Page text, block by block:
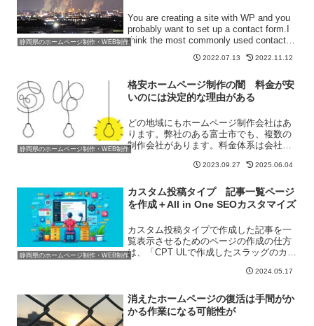
静岡県のホームページ制作・WEB制作
You are creating a site with WP and you
probably want to set up a contact form.I
think the most commonly used contact
2022.07.13 2022.11.12
静岡県のホームページ制作・WEB制作
格安ホームページ制作の闇 料金が安
いのには決定的な理由がある
どの地域にもホームページ制作会社はあ
ります。弊社のある富士市でも、複数の
制作会社があります。料金体系は会社ご
とに異なっており、これからホームペー
ジを制作したいと考えている人からする
ムページ制作代金について...
2023.09.27 2025.06.04
静岡県のホームページ制作・WEB制作
カスタム投稿タイプ 記事一覧ページ
を作成＋All in One SEOカスタマイズ
カスタム投稿タイプで作成した記事を一
覧表示させるためのページの作成の仕方
は、「CPT ULで作成したスラッグのカテ
た。今度は、そのページのページに、記
ます。前提として今...
2024.05.17
消えたホームページの復活は手間がか
かる作業になる可能性が